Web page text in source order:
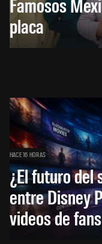
placa
HACE 16 HORAS
¿El futuro del
entre Disney
videos de